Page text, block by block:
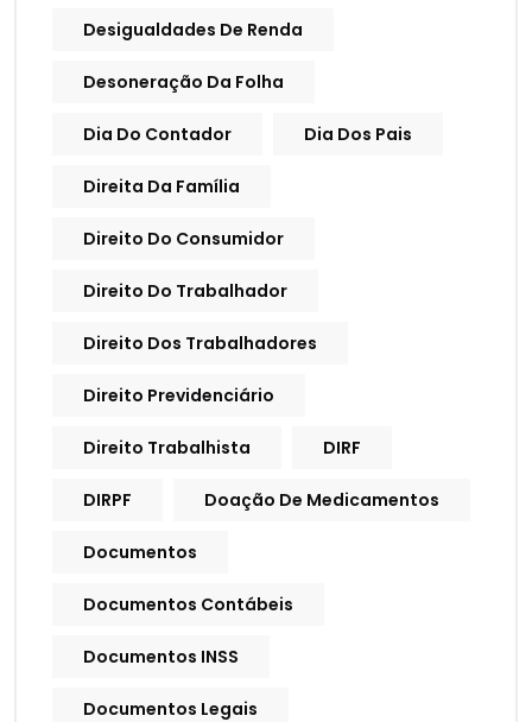
Desigualdades De Renda
Desoneração Da Folha
Dia Do Contador Dia Dos Pais
Direita Da Família
Direito Do Consumidor
Direito Do Trabalhador
Direito Dos Trabalhadores
Direito Previdenciário
Direito Trabalhista DIRF
DIRPF Doação De Medicamentos
Documentos
Documentos Contábeis
Documentos INSS
Documentos Legais